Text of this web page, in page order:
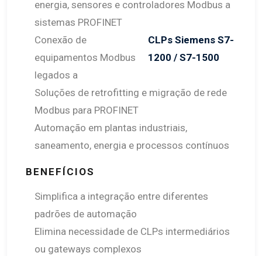
energia, sensores e controladores Modbus a
sistemas PROFINET
Conexão de
equipamentos Modbus
legados a
CLPs Siemens S7-
1200 / S7-1500
Soluções de retrofitting e migração de rede
Modbus para PROFINET
Automação em plantas industriais,
saneamento, energia e processos contínuos
BENEFÍCIOS
Simplifica a integração entre diferentes
padrões de automação
Elimina necessidade de CLPs intermediários
ou gateways complexos